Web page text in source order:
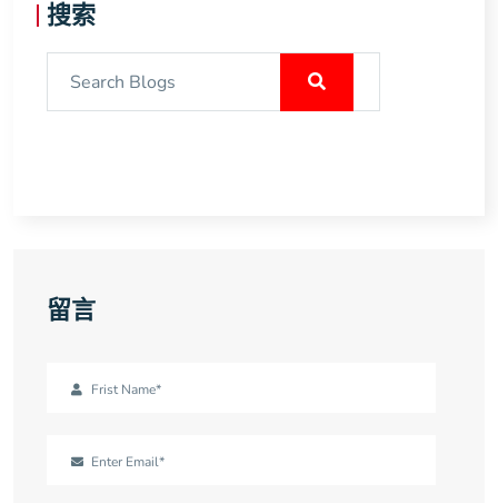
搜索
留言